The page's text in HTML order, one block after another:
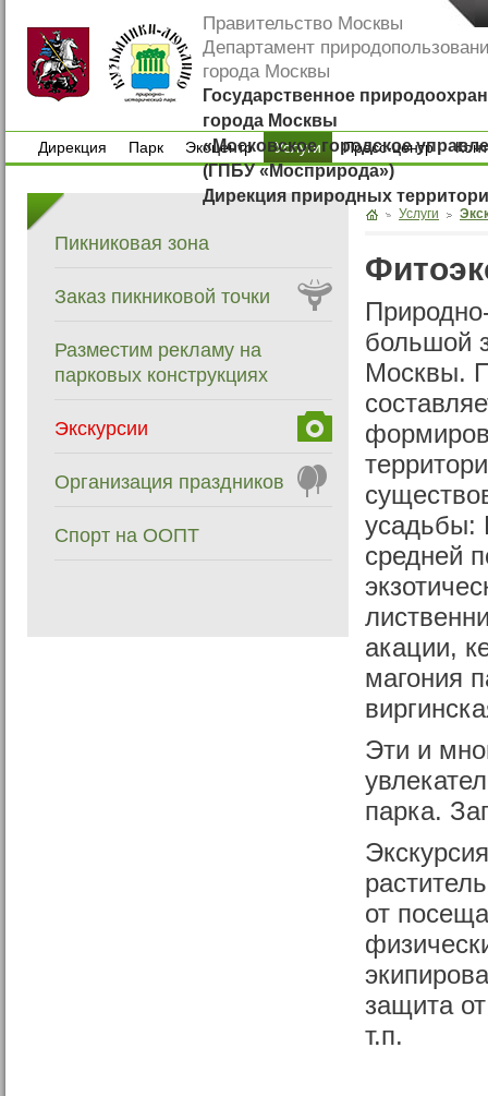
Правительство Москвы
Департамент
города Москвы
Государственное
города Москвы
«Московское городское
(ГПБУ «Мосприрода»)
Дирекция природных
Дирекция
Парк
Экоцентр
Экоцентр
Услуги
Пресс-центр
Пресс-центр
Пикниковая зона
Заказ пикниковой точки
Разместим рекламу на
парковых конструкциях
Экскурсии
Организация праздников
Спорт на ООПТ
Услуги
большой
Москвы.
усадьбы:
средней
акации,
магония
Эти и
парка.
от
защита
т.п.